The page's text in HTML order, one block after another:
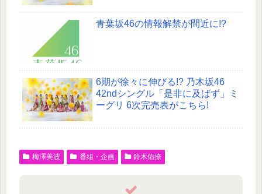
青葉坂46の情報解禁が間近に!?
6期が徐々に伸びる!? 乃木坂46
42ndシングル「是非に及ばず」ミ
ーグリ 6次完売表がこちら!
梅澤美波 番組・企画 鈴木佑捺